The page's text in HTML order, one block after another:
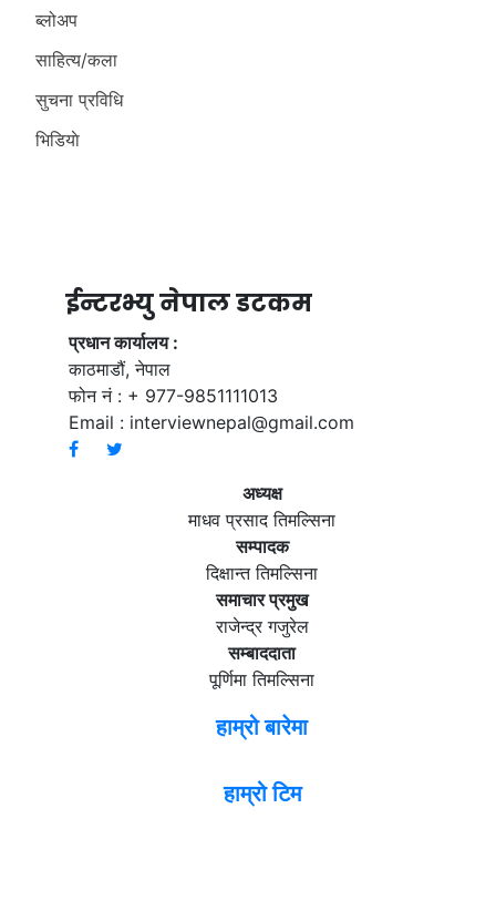
ब्लोअप
साहित्य/कला
सुचना प्रविधि
भिडियाे
ईन्टरभ्यु नेपाल डटकम
प्रधान कार्यालय :
काठमाडौं, नेपाल
फोन नं : + 977-9851111013
Email : interviewnepal@gmail.com
अध्यक्ष
माधव प्रसाद तिमल्सिना
सम्पादक
दिक्षान्त तिमल्सिना
समाचार प्रमुख
राजेन्द्र गजुरेल
सम्बाददाता
पूर्णिमा तिमल्सिना
हाम्रो बारेमा
हाम्रो टिम